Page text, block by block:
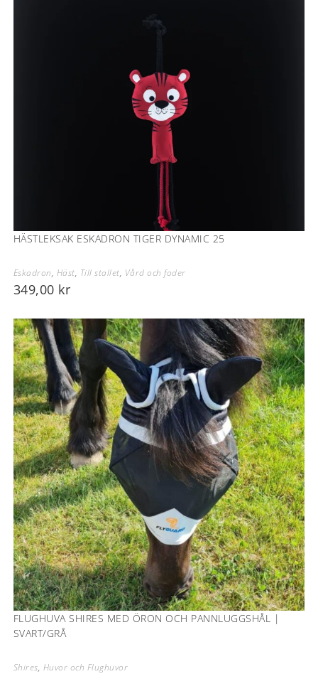
HÄSTLEKSAK ESKADRON TIGER DYNAMIC 25
Eskadron, Häst, Till stallet, Vård och foder
349,00 kr
FLUGHUVA SHIRES MED ÖRON OCH PANNLUGGSHÅL |
SVART/GRÅ
Shires, Huvor och Flughuvor